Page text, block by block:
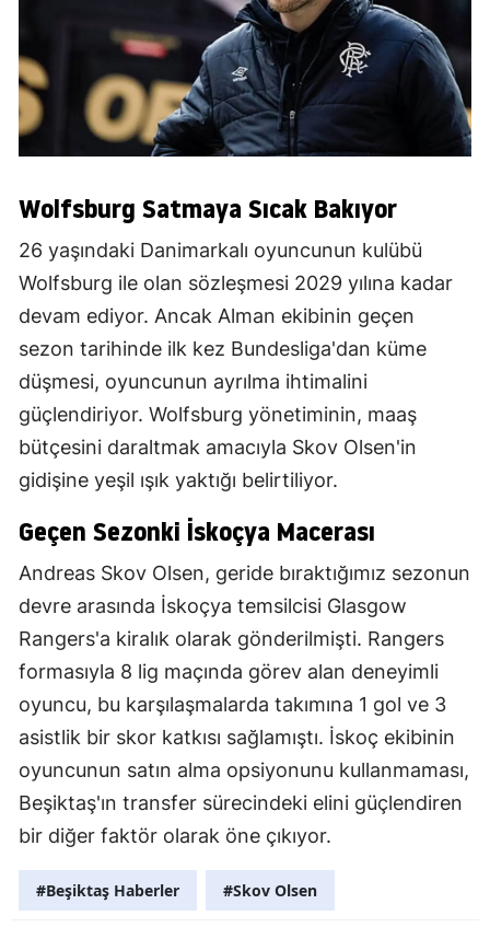
Wolfsburg Satmaya Sıcak Bakıyor
26 yaşındaki Danimarkalı oyuncunun kulübü
Wolfsburg ile olan sözleşmesi 2029 yılına kadar
devam ediyor. Ancak Alman ekibinin geçen
sezon tarihinde ilk kez Bundesliga'dan küme
düşmesi, oyuncunun ayrılma ihtimalini
güçlendiriyor. Wolfsburg yönetiminin, maaş
bütçesini daraltmak amacıyla Skov Olsen'in
gidişine yeşil ışık yaktığı belirtiliyor.
Geçen Sezonki İskoçya Macerası
Andreas Skov Olsen, geride bıraktığımız sezonun
devre arasında İskoçya temsilcisi Glasgow
Rangers'a kiralık olarak gönderilmişti. Rangers
formasıyla 8 lig maçında görev alan deneyimli
oyuncu, bu karşılaşmalarda takımına 1 gol ve 3
asistlik bir skor katkısı sağlamıştı. İskoç ekibinin
oyuncunun satın alma opsiyonunu kullanmaması,
Beşiktaş'ın transfer sürecindeki elini güçlendiren
bir diğer faktör olarak öne çıkıyor.
#Beşiktaş Haberler #Skov Olsen